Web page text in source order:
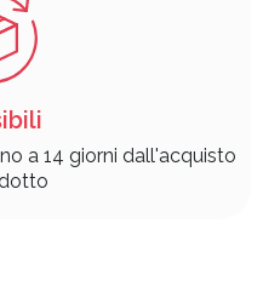
a 14 giorni dall'acquisto